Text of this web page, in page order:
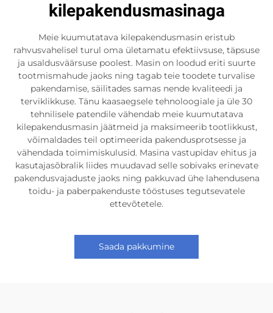
kilepakendusmasinaga
Meie kuumutatava kilepakendusmasin eristub
rahvusvahelisel turul oma ületamatu efektiivsuse, täpsuse
ja usaldusväärsuse poolest. Masin on loodud eriti suurte
tootmismahude jaoks ning tagab teie toodete turvalise
pakendamise, säilitades samas nende kvaliteedi ja
terviklikkuse. Tänu kaasaegsele tehnoloogiale ja üle 30
tehnilisele patendile vähendab meie kuumutatava
kilepakendusmasin jäätmeid ja maksimeerib tootlikkust,
võimaldades teil optimeerida pakendusprotsesse ja
vähendada toimimiskulusid. Masina vastupidav ehitus ja
kasutajasõbralik liides muudavad selle sobivaks erinevate
pakendusvajaduste jaoks ning pakkuvad ühe lahendusena
toidu- ja paberpakenduste tööstuses tegutsevatele
ettevõtetele.
Saada pakkumine